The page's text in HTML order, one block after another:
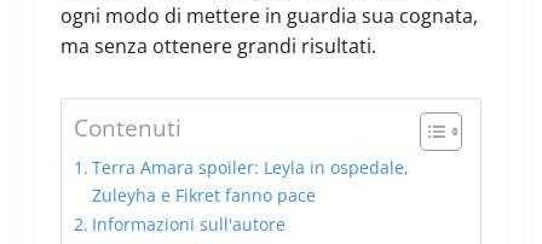
ogni modo di mettere in guardia sua cognata,
ma senza ottenere grandi risultati.
Contenuti
Terra Amara spoiler: Leyla in ospedale,
Zuleyha e Fikret fanno pace
Informazioni sull'autore